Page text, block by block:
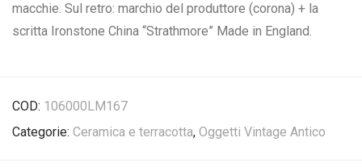
macchie. Sul retro: marchio del produttore (corona) + la
scritta Ironstone China “Strathmore” Made in England.
COD: 106000LM167
Categorie: Ceramica e terracotta, Oggetti Vintage Antico